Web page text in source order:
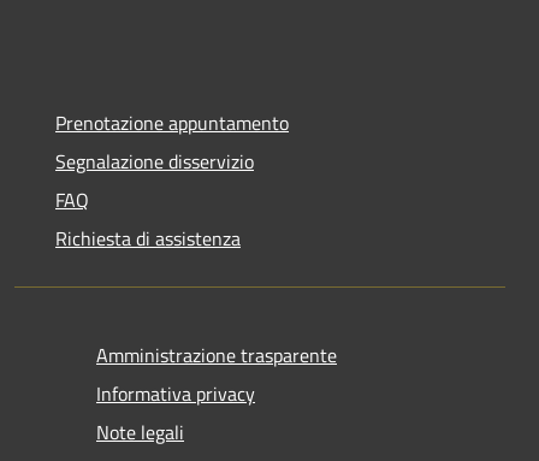
Prenotazione appuntamento
Segnalazione disservizio
FAQ
Richiesta di assistenza
Amministrazione trasparente
Informativa privacy
Note legali